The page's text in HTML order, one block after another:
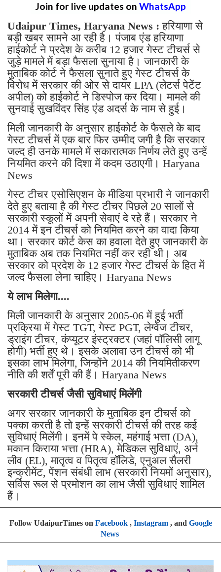
Join for live updates on WhatsApp
Udaipur Times, Haryana News :हरियाणा से
बड़ी खबर सामने आ रही है। पंजाब एंड हरियाणा
हाईकोर्ट ने प्रदेश के करीब 12 हजार गेस्ट टीचर्स से
जुड़े मामले में बड़ा फैसला सुनाया है। जानकारी के
मुताबिक कोर्ट ने फैसला सुनाते हुए गेस्ट टीचर्स के
विरोध में सरकार की ओर से दायर LPA (लेटर्स पेटेंट
अपील) को हाईकोर्ट ने डिस्पोज कर दिया। मामले की
सुनवाई सुखविंदर सिंह एंड अदर्स के नाम से हुई।
मिली जानकारी के अनुसार हाईकोर्ट के फैसले के बाद
गेस्ट टीचर्स में एक बार फिर उम्मीद जगी है कि सरकार
जल्द ही उनके मामले में सकारात्मक निर्णय लेते हुए उन्हें
नियमित करने की दिशा में कदम उठाएगी। Haryana
News
गेस्ट टीचर एसोसिएशन के मीडिया प्रभारी ने जानकारी
देते हुए बताया है की गेस्ट टीचर पिछले 20 सालों से
सरकारी स्कूलों में अपनी सेवाएं दे रहे हैं। सरकार ने
2014 में इन टीचर्स को नियमित करने का वादा किया
था। सरकार कोर्ट केस का हवाला देते हुए जानकारी के
मुताबिक अब तक नियमित नहीं कर रही थी। अब
सरकार को प्रदेश के 12 हजार गेस्ट टीचर्स के हित में
जल्द फैसला लेना चाहिए। Haryana News
ये लाभ मिलेगा....
मिली जानकारी के अनुसार 2005-06 में हुई भर्ती
प्रक्रिया में गेस्ट TGT, गेस्ट PGT, लेग्वेज टीचर,
ड्राइंग टीचर, कंप्यूटर इंस्ट्रक्टर (जहां पॉलिसी लागू
होगी) भर्ती हुए थे। इसके अलावा उन टीचर्स को भी
इसका लाभ मिलेगा, जिन्होंने 2014 की नियमितीकरण
नीति की शर्तें पूरी की हैं। Haryana News
सरकारी टीचर्स जैसी सुविधाएं मिलेंगी
अगर सरकार जानकारी के मुताबिक इन टीचर्स को
पक्का करती है तो इन्हें सरकारी टीचर्स की तरह कई
सुविधाएं मिलेंगी। इनमें पे स्केल, महंगाई भत्ता (DA),
मकान किराया भत्ता (HRA), मेडिकल सुविधाएं, अर्न
लीव (EL), मातृत्व व पितृत्व हॉलिडे, एनुअल सैलरी
इन्क्रीमेंट, पेंशन संबंधी लाभ (सरकारी नियमों अनुसार),
सर्विस रूल से प्रमोशन का लाभ जैसी सुविधाएं शामिल
हैं।
Follow UdaipurTimes on Facebook, Instagram, and Google
News